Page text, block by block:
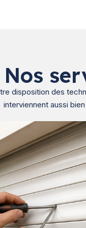
Nos
disposition des
interviennent aussi